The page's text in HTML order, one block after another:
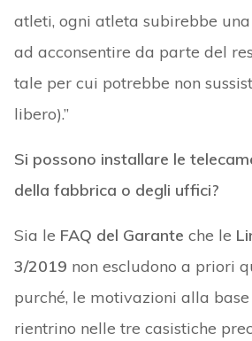
atleti, ogni atleta subirebbe
ad acconsentire da parte del
tale per cui potrebbe non
libero).”
Si possono installare le
della fabbrica o degli uffici?
Sia le FAQ del Garante che le
3/2019 non escludono a priori
purché, le motivazioni alla
rientrino nelle tre casistiche